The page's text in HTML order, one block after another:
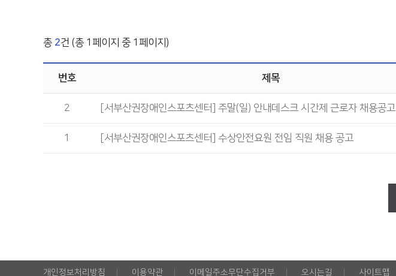
총 2건 (총 1페이지 중 1페이지)
번호 제목
2 [서부산권장애인스포츠센터] 주말(일) 안내데스크 시간제 근로자 채용공고
1 [서부산권장애인스포츠센터] 수상안전요원 전임 직원 채용 공고
개인정보처리방침 이용약관 이메일주소무단수집거부 오시는길 사이트맵